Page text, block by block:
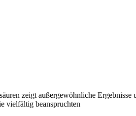
zeigt außergewöhnliche
vielfältig beanspruchten